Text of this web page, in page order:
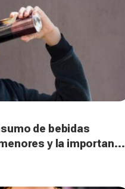
de bebidas
y la importancia